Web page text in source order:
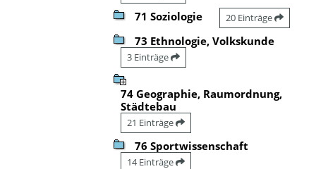
71 Soziologie 20 Einträge
73 Ethnologie, Volkskunde
3 Einträge
74 Geographie, Raumordnung,
Städtebau
21 Einträge
76 Sportwissenschaft
14 Einträge